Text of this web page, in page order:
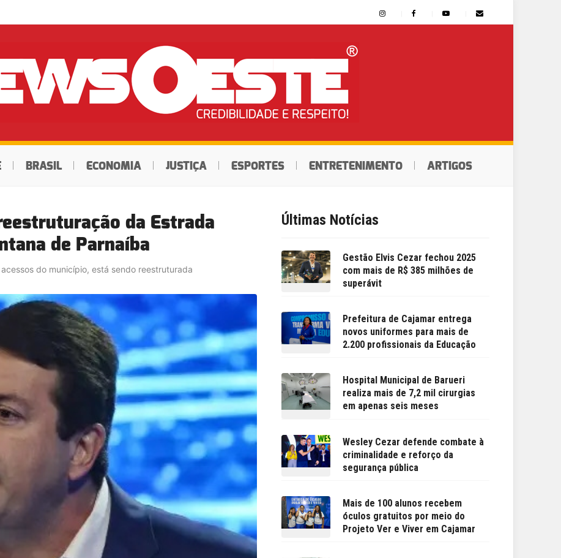
BRASIL ECONOMIA JUSTIÇA ESPORTES ENTRETENIMENTO ARTIGOS
da Estrada
de Parnaíba
do município, está sendo reestruturada
Últimas Notícias
Gestão Elvis Cezar fechou 2025
com mais de R$ 385 milhões de
superávit
Prefeitura de Cajamar entrega
novos uniformes para mais de
2.200 profissionais da Educação
Hospital Municipal de Barueri
realiza mais de 7,2 mil cirurgias
em apenas seis meses
Wesley Cezar defende combate à
criminalidade e reforço da
segurança pública
Mais de 100 alunos recebem
óculos gratuitos por meio do
Projeto Ver e Viver em Cajamar